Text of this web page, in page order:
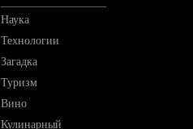
Наука
Технологии
Загадка
Туризм
Вино
Кулинарный